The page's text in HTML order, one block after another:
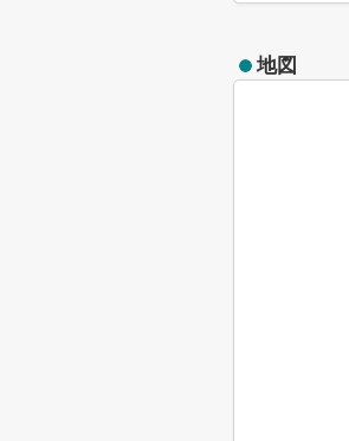
地図